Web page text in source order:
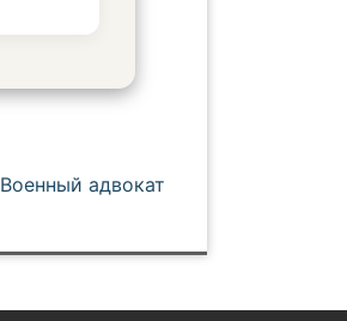
Военный адвокат